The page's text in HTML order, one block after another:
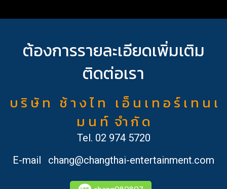
ต้องการรายละเอียดเพิ่มเติม
ติดต่อเรา
บ ริ ษั ท ช้ า ง ไ ท เ อ็ น เ ท อ ร์ เ ท น เ
ม น ท์ จำ กั ด
Tel. 02 974 5720
E-mail
chang@changthai-entertainment.com